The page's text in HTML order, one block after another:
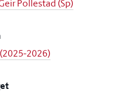
Pollestad (Sp)
2026)